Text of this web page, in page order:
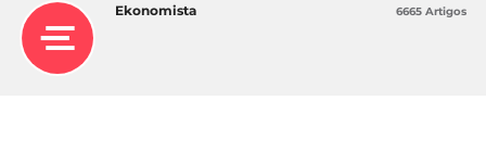
Ekonomista 6665 Artigos